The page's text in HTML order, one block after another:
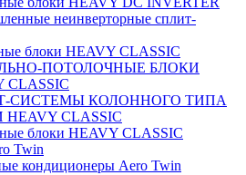
неинверторные сплит-
блоки HEAVY CLASSIC
ПОТОЛОЧНЫЕ БЛОКИ
CLASSIC
СИСТЕМЫ КОЛОННОГО ТИПА
CLASSIC
блоки HEAVY CLASSIC
Twin
кондиционеры Aero Twin